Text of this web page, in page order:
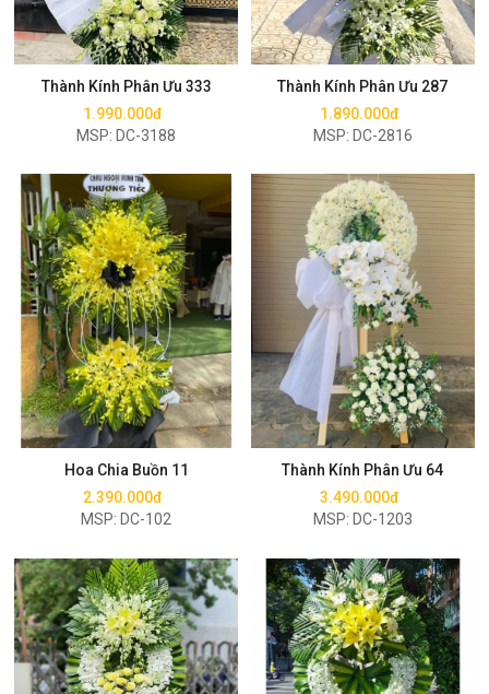
Thành Kính Phân Ưu 333
1.990.000đ
MSP: DC-3188
Mua ngay
Thành Kính Phân Ưu 287
1.890.000đ
MSP: DC-2816
Mua ngay
Hoa Chia Buồn 11
2.390.000đ
MSP: DC-102
Mua ngay
Thành Kính Phân Ưu 64
3.490.000đ
MSP: DC-1203
Mua ngay